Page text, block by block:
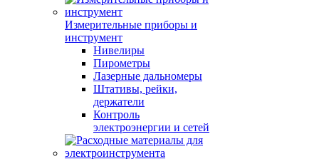
Измерительные приборы и
инструмент
Нивелиры
Пирометры
Лазерные дальномеры
Штативы, рейки,
держатели
Контроль
электроэнергии и сетей